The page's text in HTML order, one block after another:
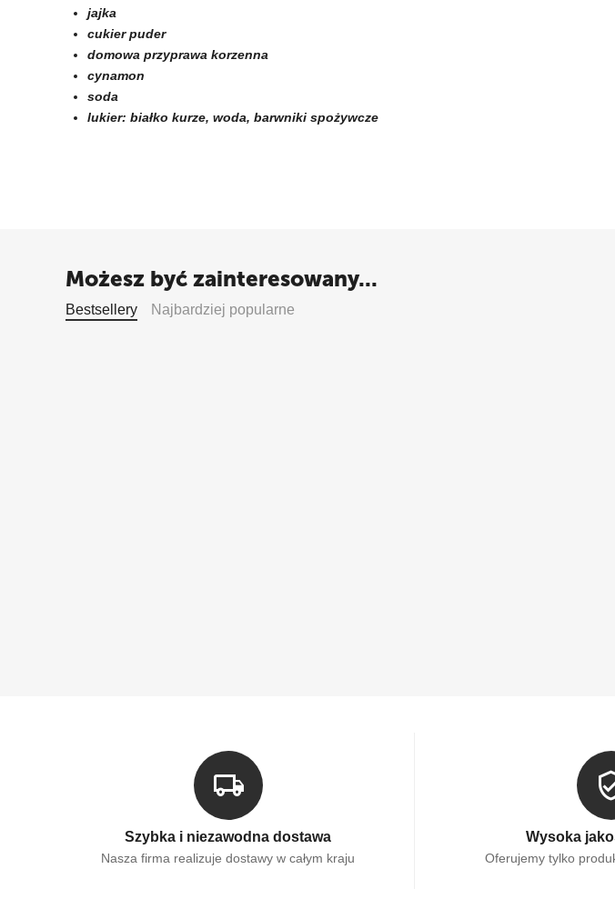
jajka
cukier puder
domowa przyprawa korzenna
cynamon
soda
lukier: białko kurze, woda, barwniki spożywcze
Możesz być zainteresowany...
Bestsellery Najbardziej popularne
Szybka i niezawodna dostawa
Nasza firma realizuje dostawy w całym kraju
Wysoka
Oferujemy tylko